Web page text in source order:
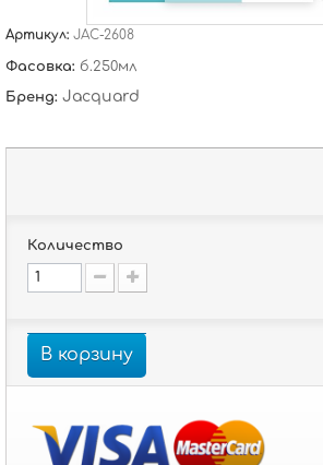
Артикул: JAC-2608
Фасовка: б.250мл
Бренд: Jacquard
Количество
В корзину